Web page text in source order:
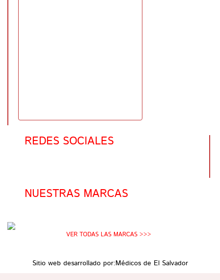
REDES SOCIALES
NUESTRAS MARCAS
VER TODAS LAS MARCAS >>>
Sitio web desarrollado por: Médicos de El Salvador